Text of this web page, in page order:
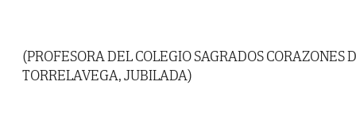
(PROFESORA DEL COLEGIO SAGRADOS CORAZONES
TORRELAVEGA, JUBILADA)